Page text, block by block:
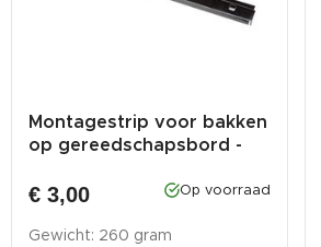
Montagestrip voor bakken
op gereedschapsbord -
€ 3,00 Op voorraad
Gewicht: 260 gram